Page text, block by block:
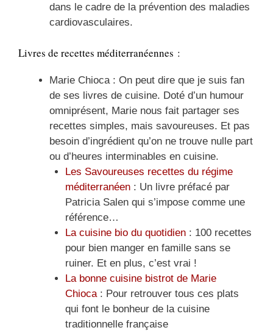
dans le cadre de la prévention des maladies
cardiovasculaires.
Livres de recettes méditerranéennes :
Marie Chioca : On peut dire que je suis fan
de ses livres de cuisine. Doté d’un humour
omniprésent, Marie nous fait partager ses
recettes simples, mais savoureuses. Et pas
besoin d’ingrédient qu’on ne trouve nulle part
ou d’heures interminables en cuisine.
Les Savoureuses recettes du régime
méditerranéen: Un livre préfacé par
Patricia Salen qui s’impose comme une
référence…
La cuisine bio du quotidien: 100 recettes
pour bien manger en famille sans se
ruiner. Et en plus, c’est vrai !
La bonne cuisine bistrot de Marie
Chioca: Pour retrouver tous ces plats
qui font le bonheur de la cuisine
traditionnelle française